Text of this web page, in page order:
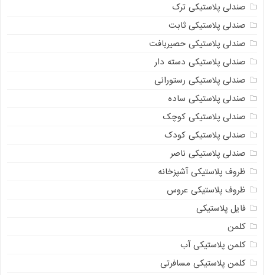
صندلی پلاستیکی ترک
صندلی پلاستیکی ثابت
صندلی پلاستیکی حصیربافت
صندلی پلاستیکی دسته دار
صندلی پلاستیکی رستورانی
صندلی پلاستیکی ساده
صندلی پلاستیکی کوچک
صندلی پلاستیکی کودک
صندلی پلاستیکی ناصر
ظروف پلاستیکی آشپزخانه
ظروف پلاستیکی عروس
فایل پلاستیکی
کلمن
کلمن پلاستیکی آب
کلمن پلاستیکی مسافرتی